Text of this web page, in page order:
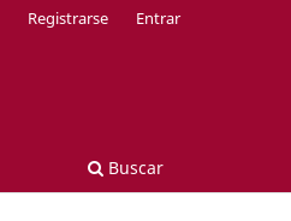
Buscar
Registrarse Entrar